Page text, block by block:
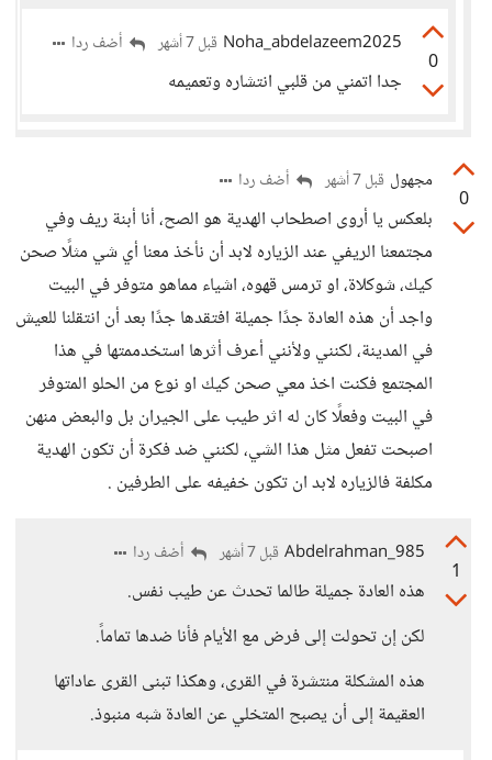
0
Noha_abdelazeem2025 قبل 7 أشهر أضف ردا
جدا اتمني من قلبي انتشاره وتعميمه
0
مجهول قبل 7 أشهر أضف ردا
بلعكس يا أروى اصطحاب الهدية هو الصح، أنا أبنة ريف وفي
مجتمعنا الريفي عند الزياره لابد أن نأخذ معنا أي شي مثلًا صحن
كيك، شوكلاة، او ترمس قهوه، اشياء مماهو متوفر في البيت
واجد أن هذه العادة جدًا جميلة افتقدها جدًا بعد أن انتقلنا للعيش
في المدينة، لكنني ولأنني أعرف أثرها استخدممتها في هذا
المجتمع فكنت اخذ معي صحن كيك او نوع من الحلو المتوفر
في البيت وفعلًا كان له اثر طيب على الجيران بل والبعض منهن
اصبحت تفعل مثل هذا الشي، لكنني ضد فكرة أن تكون الهدية
مكلفة فالزياره لابد ان تكون خفيفه على الطرفين .
1
Abdelrahman_985 قبل 7 أشهر أضف ردا
هذه العادة جميلة طالما تحدث عن طيب نفس.
لكن إن تحولت إلى فرض مع الأيام فأنا ضدها تماماً.
هذه المشكلة منتشرة في القرى، وهكذا تبنى القرى عاداتها
العقيمة إلى أن يصبح المتخلي عن العادة شبه منبوذ.